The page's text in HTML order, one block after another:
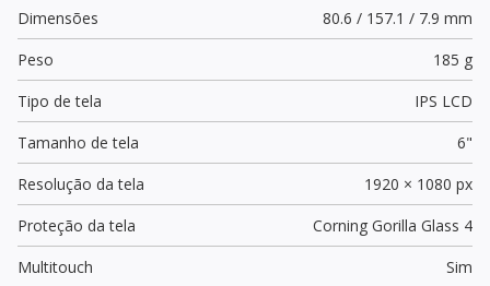
Dimensões
80.6 / 157.1 / 7.9 mm
Peso
185 g
Tipo de tela
IPS LCD
Tamanho de tela
6"
Resolução da tela
1920 × 1080 px
Proteção da tela
Corning Gorilla Glass 4
Multitouch
Sim